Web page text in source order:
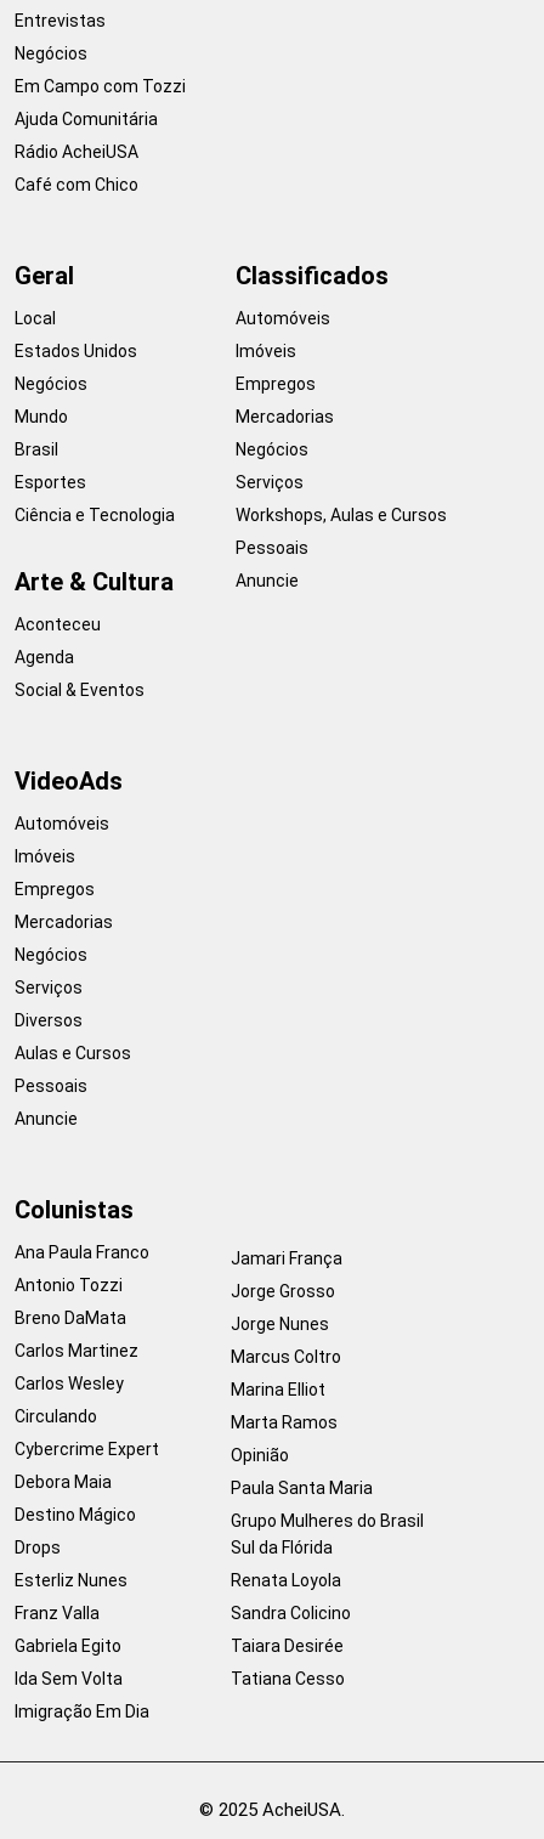
Entrevistas
Negócios
Em Campo com Tozzi
Ajuda Comunitária
Rádio AcheiUSA
Café com Chico
Geral
Local
Estados Unidos
Negócios
Mundo
Brasil
Esportes
Ciência e Tecnologia
Arte & Cultura
Aconteceu
Agenda
Social & Eventos
Classificados
Automóveis
Imóveis
Empregos
Mercadorias
Negócios
Serviços
Workshops, Aulas e Cursos
Pessoais
Anuncie
VideoAds
Automóveis
Imóveis
Empregos
Mercadorias
Negócios
Serviços
Diversos
Aulas e Cursos
Pessoais
Anuncie
Colunistas
Ana Paula Franco
Antonio Tozzi
Breno DaMata
Carlos Martinez
Carlos Wesley
Circulando
Cybercrime Expert
Debora Maia
Destino Mágico
Drops
Esterliz Nunes
Franz Valla
Gabriela Egito
Ida Sem Volta
Imigração Em Dia
Jamari França
Jorge Grosso
Jorge Nunes
Marcus Coltro
Marina Elliot
Marta Ramos
Opinião
Paula Santa Maria
Grupo Mulheres do Brasil
Sul da Flórida
Renata Loyola
Sandra Colicino
Taiara Desirée
Tatiana Cesso
© 2025 AcheiUSA.